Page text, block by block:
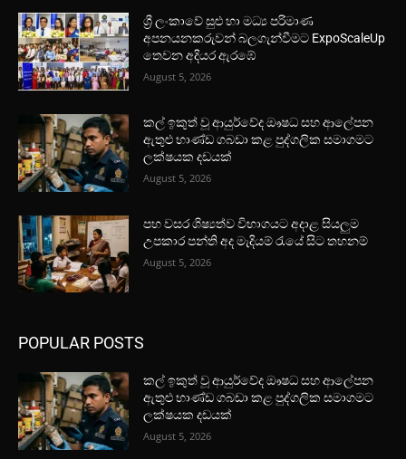
ශ්‍රී ලංකාවේ සුළු හා මධ්‍ය පරිමාණ
අපනයනකරුවන් බලගැන්වීමට ExpoScaleUp
තෙවන අදියර ඇරඹේ
August 5, 2026
කල් ඉකුත් වූ ආයුර්වේද ඖෂධ සහ ආලේපන
ඇතුළු භාණ්ඩ ගබඩා කළ පුද්ගලික සමාගමට
ලක්ෂයක දඩයක්
August 5, 2026
පහ වසර ශිෂ්‍යත්ව විභාගයට අදාළ සියලුම
උපකාර පන්ති අද මැදියම් රැයේ සිට තහනම්
August 5, 2026
POPULAR POSTS
කල් ඉකුත් වූ ආයුර්වේද ඖෂධ සහ ආලේපන
ඇතුළු භාණ්ඩ ගබඩා කළ පුද්ගලික සමාගමට
ලක්ෂයක දඩයක්
August 5, 2026